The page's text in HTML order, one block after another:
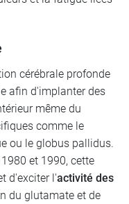
cérébrale profonde
afin d'implanter des
même du
comme le
ou le globus pallidus.
et 1990, cette
d'exciter l'activité des
du glutamate et de